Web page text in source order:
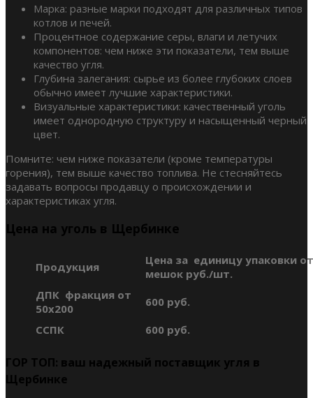
Марка: разные марки подходят для различных типов
котлов и печей.
Процентное содержание серы, влаги и летучих
компонентов: чем ниже эти показатели, тем выше
качество угля.
Глубина залегания: сырье из более глубоких слоев
обычно имеет лучшие характеристики.
Визуальные характеристики: качественный уголь
имеет однородную структуру и насыщенный черный
цвет.
Помните: чем ниже показатели (кроме температуры
горения), тем выше качество топлива. Не стесняйтесь
задавать вопросы продавцу о происхождении и
характеристиках угля.
Цена на уголь в Щербинке
Продукция
Цена за единицу упаковки
мешок руб./шт.
ДПК фракция от
50х200
600 руб.
ССПК
600 руб.
ГОР ТОП: ваш надежный поставщик угля в
Щербинке